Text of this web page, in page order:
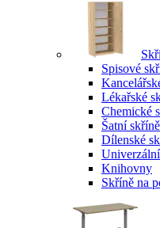
Spisové
Lékařské
Chemické
Šatní skříně
Dílenské
Knihovny
Skříně na